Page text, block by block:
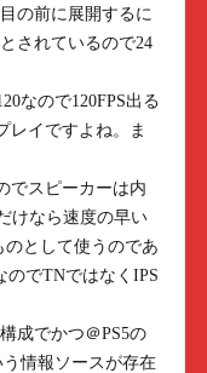
の前に展開するに
されているので24
なので120FPS出る
レイですよね。ま
でスピーカーは内
けなら速度の早い
として使うのであ
のでTNではなくIPS
成でかつ＠PS5の
う情報ソースが存在